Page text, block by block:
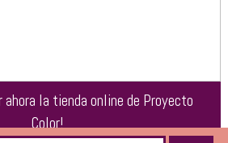
ahora la tienda online de Proyecto
Color!